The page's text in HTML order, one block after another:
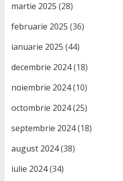
martie 2025 (28)
februarie 2025 (36)
ianuarie 2025 (44)
decembrie 2024(18)
noiembrie 2024(10)
octombrie 2024(25)
septembrie 2024(18)
august 2024(38)
iulie 2024(34)